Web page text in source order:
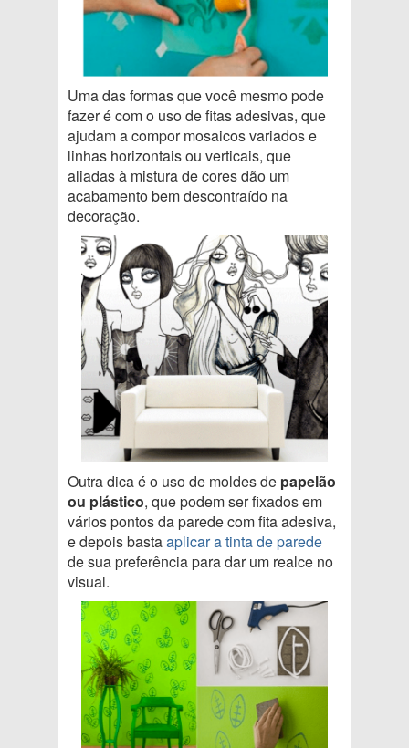
Uma das formas que você mesmo pode
fazer é com o uso de fitas adesivas, que
ajudam a compor mosaicos variados e
linhas horizontais ou verticais, que
aliadas à mistura de cores dão um
acabamento bem descontraído na
decoração.
Outra dica é o uso de moldes de papelão
ou plástico, que podem ser fixados em
vários pontos da parede com fita adesiva,
e depois bastaaplicar a tinta de parede
de sua preferência para dar um realce no
visual.